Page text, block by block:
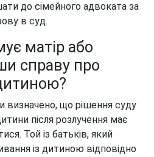
до сімейного адвоката за
в суд.
матір або
справу про
визначено, що рішення суду
після розлучення має
Той із батьків, який
із дитиною відповідно